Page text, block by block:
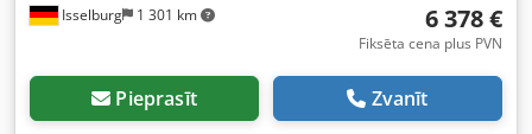
Isselburg 1 301 km 6 378 €
Fiksēta cena plus PVN
Pieprasīt Zvanīt